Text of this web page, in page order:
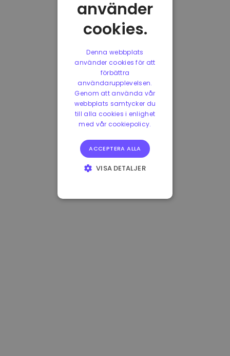
använder
cookies.
Denna webbplats
använder cookies för att
förbättra
användarupplevelsen.
Genom att använda vår
webbplats samtycker du
till alla cookies i enlighet
med vår cookiepolicy.
ACCEPTERA ALLA
VISA DETALJER